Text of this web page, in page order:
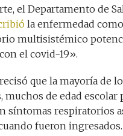
el Departamento de
la enfermedad
multisistémico
el covid-19».
que la mayoría de
muchos de edad escolar
síntomas respiratorios
fueron